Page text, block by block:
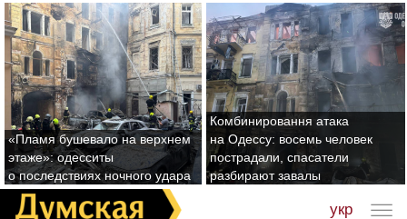
«Пламя бушевало на верхнем
этаже»: одесситы
о последствиях ночного удара
Комбинировання атака
на Одессу: восемь человек
пострадали, спасатели
разбирают завалы
укр